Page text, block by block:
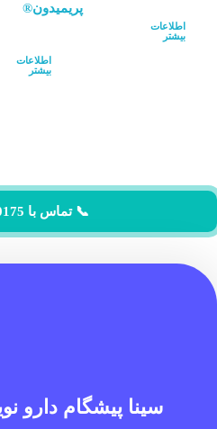
اطلاعات
بیشتر
پریمیدون®
اطلاعات
بیشتر
📞 تماس با 88630175 021
سینا پیشگام دارو